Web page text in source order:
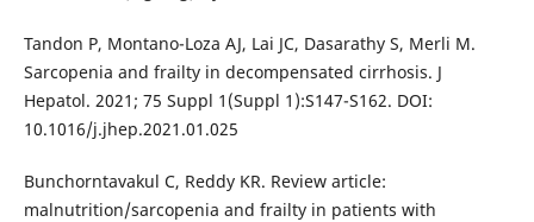
Tandon P, Montano-Loza AJ, Lai JC, Dasarathy S, Merli M.
Sarcopenia and frailty in decompensated cirrhosis. J
Hepatol. 2021; 75 Suppl 1(Suppl 1):S147-S162. DOI:
10.1016/j.jhep.2021.01.025
Bunchorntavakul C, Reddy KR. Review article:
malnutrition/sarcopenia and frailty in patients with